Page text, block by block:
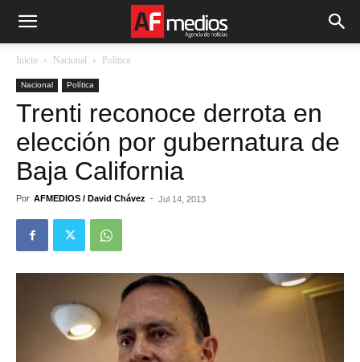
Inicio Nacional Política
Nacional Política
Trenti reconoce derrota en
elección por gubernatura de
Baja California
Por AFMEDIOS / David Chávez - Jul 14, 2013